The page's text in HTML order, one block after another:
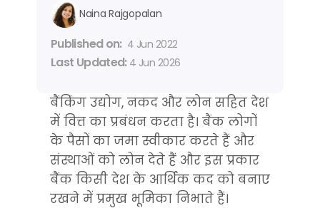
Naina Rajgopalan
Published on: 4 Jun 2022
Last Updated: 4 Jun 2026
बैंकिंग उद्योग, नकद और लोन सहित देश
में वित्त का प्रबंधन करता है। बैंक लोगों
के पैसों का जमा स्वीकार करते हैं और
संस्थाओं को लोन देते हैं और इस प्रकार
बैंक किसी देश के आर्थिक कद को बनाए
रखने में प्रमुख भूमिका निभाते हैं।